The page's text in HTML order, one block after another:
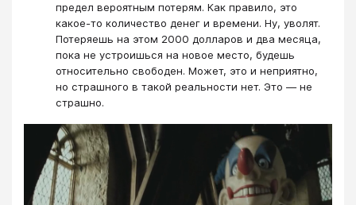
предел вероятным потерям. Как правило, это
какое-то количество денег и времени. Ну, уволят.
Потеряешь на этом 2000 долларов и два месяца,
пока не устроишься на новое место, будешь
относительно свободен. Может, это и неприятно,
но страшного в такой реальности нет. Это — не
страшно.